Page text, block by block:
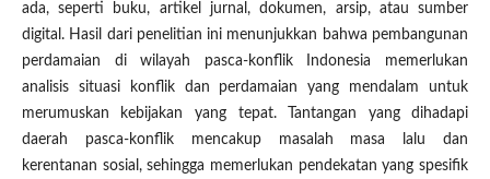
ada, seperti buku, artikel jurnal, dokumen, arsip, atau sumber
digital. Hasil dari penelitian ini menunjukkan bahwa pembangunan
perdamaian di wilayah pasca-konflik Indonesia memerlukan
analisis situasi konflik dan perdamaian yang mendalam untuk
merumuskan kebijakan yang tepat. Tantangan yang dihadapi
daerah pasca-konflik mencakup masalah masa lalu dan
kerentanan sosial, sehingga memerlukan pendekatan yang spesifik